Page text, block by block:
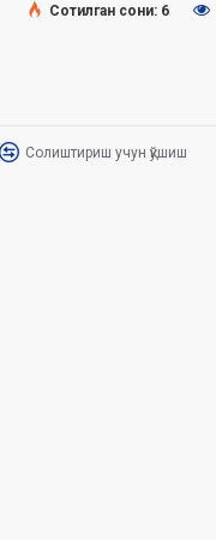
Сотилган сони: 6
Солиштириш учун қўшиш